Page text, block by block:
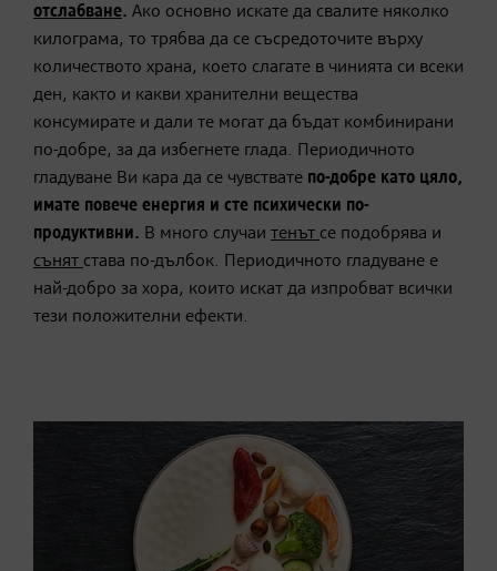
отслабване. Ако основно искате да свалите няколко
килограма, то трябва да се съсредоточите върху
количеството храна, което слагате в чинията си всеки
ден, както и какви хранителни вещества
консумирате и дали те могат да бъдат комбинирани
по-добре, за да избегнете глада. Периодичното
гладуване Ви кара да се чувствате по-добре като цяло,
имате повече енергия и сте психически по-
продуктивни. В много случаи тенът се подобрява и
сънят става по-дълбок. Периодичното гладуване е
най-добро за хора, които искат да изпробват всички
тези положителни ефекти.